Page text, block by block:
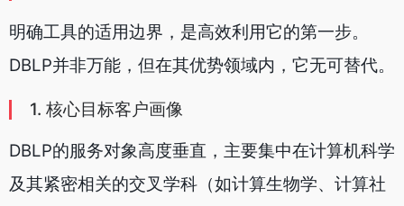
明确工具的适用边界，是高效利用它的第一步。
DBLP并非万能，但在其优势领域内，它无可替代。
1. 核心目标客户画像
DBLP的服务对象高度垂直，主要集中在计算机科学
及其紧密相关的交叉学科（如计算生物学、计算社